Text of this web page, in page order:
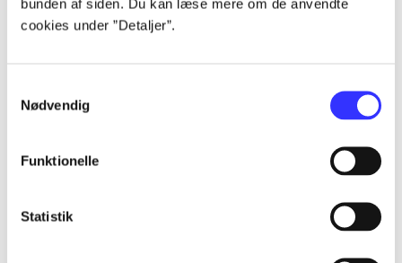
bunden af siden. Du kan læse mere om de anvendte
cookies under ”Detaljer”.
Nødvendig
Funktionelle
Statistik
Alle registrerede artikler fordelt på udgivelser